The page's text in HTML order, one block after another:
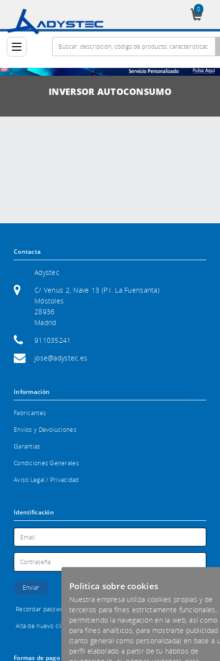
0
INVERSOR AUTOCONSUMO
Contacta
Adystec
C/ Venus 2, Nave 13 (P.I. La Fuensanta)
Móstoles
28936
Madrid
911035241
jose@adystec.es
Información
Fabricantes
Envios y Devoluciones
Garantias
Condiciones Generales
Aviso Legal / Privacidad
Identificación
Recordar password
Alta de nuevo cliente
Formas de pago aceptadas
Politica sobre cookies
Nuestra empresa utiliza cookies propias y de
terceros para fines estrictamente funcionales,
permitiendo la navegación en la web, así como
para fines analíticos, para mostrarte publicidad
(tanto general como personalizada) en base a
perfil elaborado a partir de tu hábitos de